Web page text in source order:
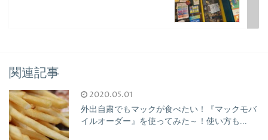
関連記事
2020.05.01
外出自粛でもマックが食べたい！『マックモバ
イルオーダー』を使ってみた～！使い方も...